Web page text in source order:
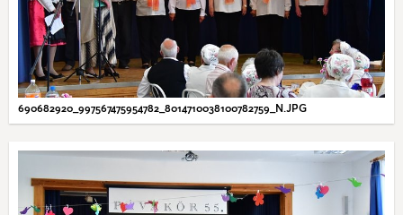
690682920_997567475954782_8014710038100782759_N.JPG